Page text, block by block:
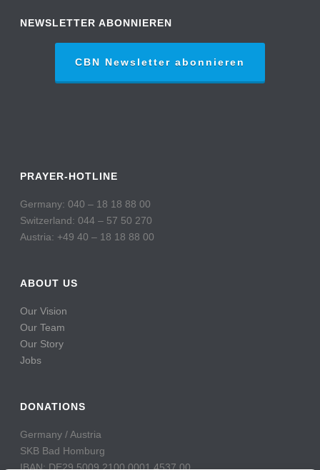
NEWSLETTER ABONNIEREN
CBN Newsletter abonnieren
PRAYER-HOTLINE
Germany: 040 – 18 18 88 00
Switzerland: 044 – 57 50 270
Austria: +49 40 – 18 18 88 00
ABOUT US
Our Vision
Our Team
Our Story
Jobs
DONATIONS
Germany / Austria
SKB Bad Homburg
IBAN: DE29 5009 2100 0001 4537 00